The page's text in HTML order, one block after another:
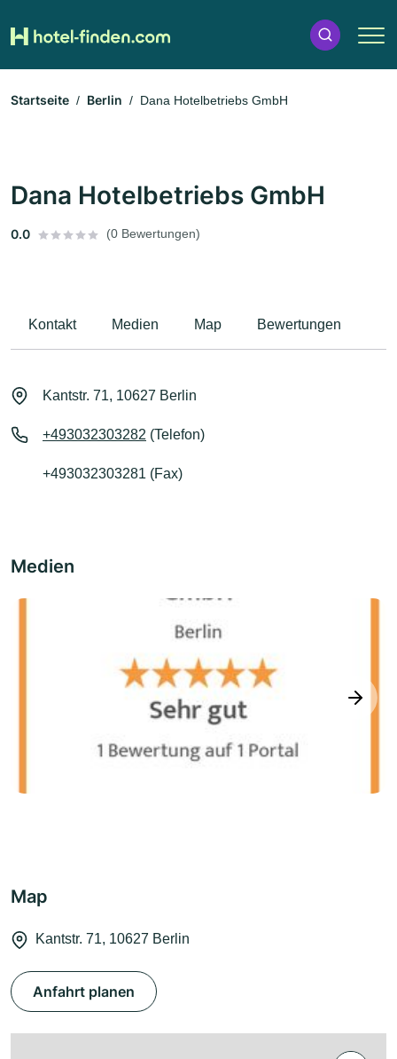
Startseite Berlin Dana Hotelbetriebs GmbH
Dana Hotelbetriebs GmbH
0.0 (0 Bewertungen)
Kontakt Medien Map Bewertungen
Kantstr. 71, 10627 Berlin
+493032303282 (Telefon)
+493032303281 (Fax)
Medien
next
Map
Kantstr. 71, 10627 Berlin
Anfahrt planen